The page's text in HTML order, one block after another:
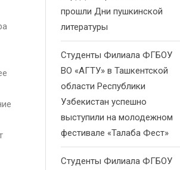
прошли Дни пушкинской
литературы
Студенты Филиала ФГБОУ
ВО «АГТУ» в Ташкентской
области Республики
Узбекистан успешно
выступили на молодежном
фестивале «Талаба Фест»
Студенты Филиала ФГБОУ